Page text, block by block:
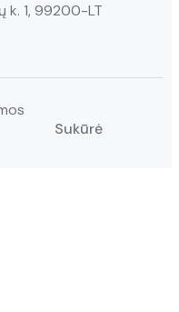
k. 1, 99200-LT
Sukūrė